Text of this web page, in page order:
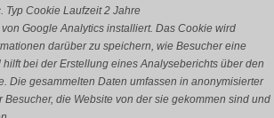
Typ Cookie Laufzeit 2 Jahre
Google Analytics installiert. Das Cookie wird
darüber zu speichern, wie Besucher eine
hilft bei der Erstellung eines Analyseberichts über den
Die gesammelten Daten umfassen in anonymisierter
Besucher, die Website von der sie gekommen sind und